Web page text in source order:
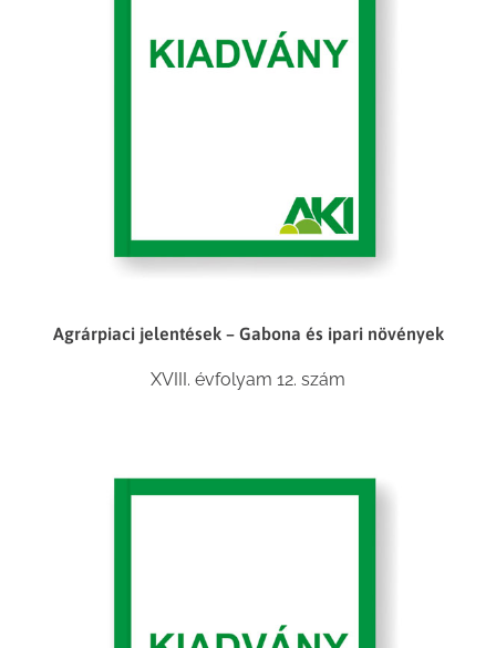
Agrárpiaci jelentések – Gabona és ipari növények
XVIII. évfolyam 12. szám